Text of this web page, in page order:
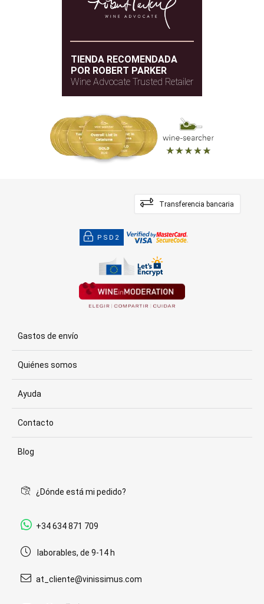
TIENDA RECOMENDADA
POR ROBERT PARKER
Wine Advocate Trusted Retailer
Transferencia bancaria
PSD2
Gastos de envío
Quiénes somos
Ayuda
Contacto
Blog
¿Dónde está mi pedido?
+34 634 871 709
laborables, de 9-14 h
at_cliente@vinissimus.com